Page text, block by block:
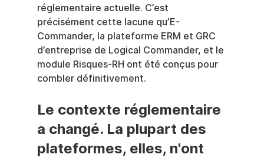
réglementaire actuelle. C’est
précisément cette lacune qu’E-
Commander, la plateforme ERM et GRC
d’entreprise de Logical Commander, et le
module Risques-RH ont été conçus pour
combler définitivement.
Le contexte réglementaire
a changé. La plupart des
plateformes, elles, n'ont